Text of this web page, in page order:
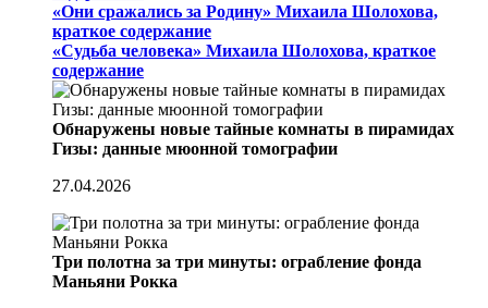
«Они сражались за Родину» Михаила Шолохова,
краткое содержание
«Судьба человека» Михаила Шолохова, краткое
содержание
Обнаружены новые тайные комнаты в пирамидах
Гизы: данные мюонной томографии
27.04.2026
Три полотна за три минуты: ограбление фонда
Маньяни Рокка